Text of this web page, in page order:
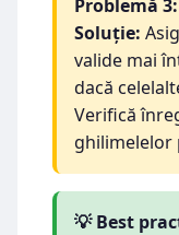
Problemă 3:
Soluție:
valide mai
dacă
Verifică
ghilimelelor
💡 Best